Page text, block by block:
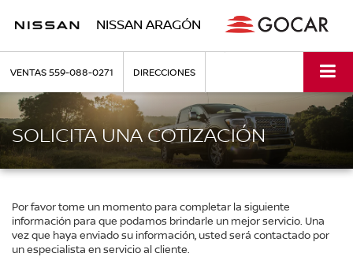
NISSAN ARAGÓN
VENTAS559-088-0271 DIRECCIONES
SOLICITA UNA COTIZACIÓN
Por favor tome un momento para completar la siguiente
información para que podamos brindarle un mejor servicio. Una
vez que haya enviado su información, usted será contactado por
un especialista en servicio al cliente.